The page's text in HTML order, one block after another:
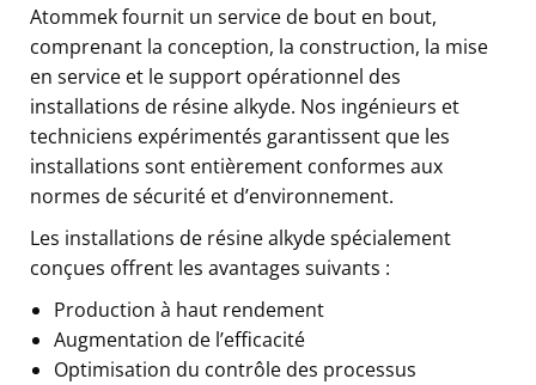
Atommek fournit un service de bout en bout,
comprenant la conception, la construction, la mise
en service et le support opérationnel des
installations de résine alkyde. Nos ingénieurs et
techniciens expérimentés garantissent que les
installations sont entièrement conformes aux
normes de sécurité et d’environnement.
Les installations de résine alkyde spécialement
conçues offrent les avantages suivants :
Production à haut rendement
Augmentation de l’efficacité
Optimisation du contrôle des processus